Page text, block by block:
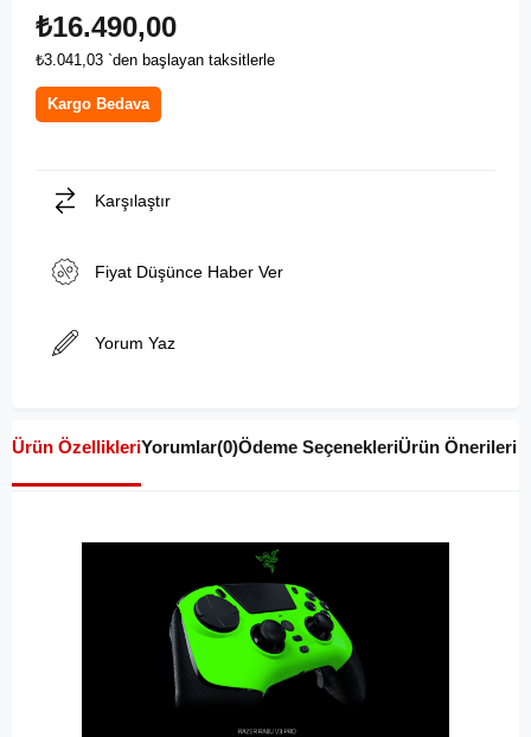
₺16.490,00
₺3.041,03 `den başlayan taksitlerle
Kargo Bedava
Karşılaştır
Fiyat Düşünce Haber Ver
Yorum Yaz
Ürün ÖzellikleriYorumlar(0)Ödeme SeçenekleriÜrün Önerileri